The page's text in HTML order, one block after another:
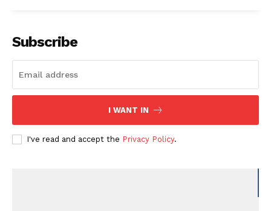
Subscribe
I WANT IN
I've read and accept the Privacy Policy.